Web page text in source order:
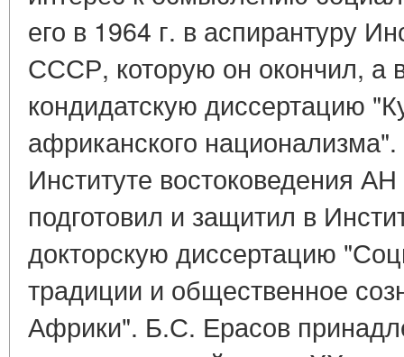
его в 1964 г. в аспирантуру
СССР, которую он окончил, а
кондидатскую диссертацию
африканского
Институте востоковедения
подготовил и защитил в
докторскую диссертацию
традиции и общественное
Африки". Б.С. Ерасов